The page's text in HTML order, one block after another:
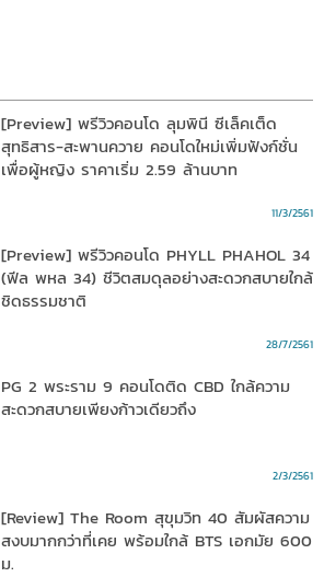
[Preview] พรีวิวคอนโด ลุมพินี ซีเล็คเต็ด
สุทธิสาร-สะพานควาย คอนโดใหม่เพิ่มฟังก์ชั่น
เพื่อผู้หญิง ราคาเริ่ม 2.59 ล้านบาท
11/3/2561
[Preview] พรีวิวคอนโด PHYLL PHAHOL 34
(ฟีล พหล 34) ชีวิตสมดุลอย่างสะดวกสบายใกล้
ชิดธรรมชาติ
28/7/2561
PG 2 พระราม 9 คอนโดติด CBD ใกล้ความ
สะดวกสบายเพียงก้าวเดียวถึง
2/3/2561
[Review] The Room สุขุมวิท 40 สัมผัสความ
สงบมากกว่าที่เคย พร้อมใกล้ BTS เอกมัย 600
ม.